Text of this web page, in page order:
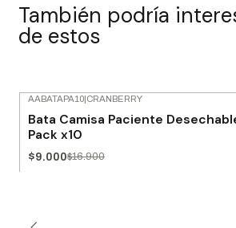
También podría
de estos
AABATAPA10|CRANBERRY
Bata Camisa Paciente
Pack x10
$9.000$16.900